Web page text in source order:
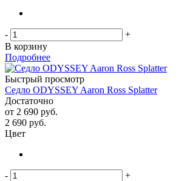
-
+
В корзину
Подробнее
Быстрый просмотр
Седло ODYSSEY Aaron Ross Splatter
Достаточно
от 2 690 руб.
2 690 руб.
Цвет
-
+